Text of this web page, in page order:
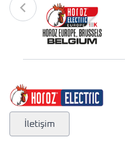
İletişim